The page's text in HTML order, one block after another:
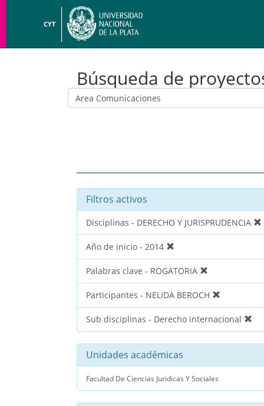
CYT
Búsqueda de
Filtros activos
Disciplinas - DERECHO Y JURISPRUDENCIA
Año de inicio - 2014
Palabras clave - ROGATORIA
Participantes - NELIDA BEROCH
Sub disciplinas - Derecho internacional
Unidades académicas
Facultad De Ciencias Juridicas Y Sociales